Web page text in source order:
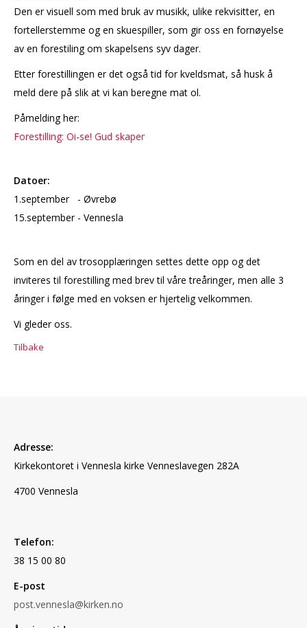
Den er visuell som med bruk av musikk, ulike rekvisitter, en
fortellerstemme og en skuespiller, som gir oss en fornøyelse
av en forestiling om skapelsens syv dager.
Etter forestillingen er det også tid for kveldsmat, så husk å
meld dere på slik at vi kan beregne mat ol.
Påmelding her:
Forestilling: Oi-se! Gud skaper
Datoer:
1.september - Øvrebø
15.september - Vennesla
Som en del av trosopplæringen settes dette opp og det
inviteres til forestilling med brev til våre treåringer, men alle 3
åringer i følge med en voksen er hjertelig velkommen.
Vi gleder oss.
Tilbake
Adresse:
Kirkekontoret i Vennesla kirke Venneslavegen 282A
4700 Vennesla
Telefon:
38 15 00 80
E-post
post.vennesla@kirken.no